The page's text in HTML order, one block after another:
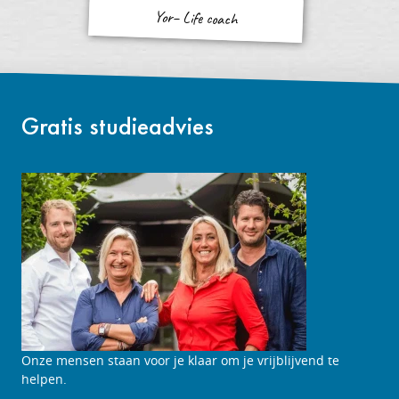
Yor– Life coach
Gratis studieadvies
Studieadviesgesprek
aanvragen
Onze mensen staan voor je klaar om je vrijblijvend te
helpen.